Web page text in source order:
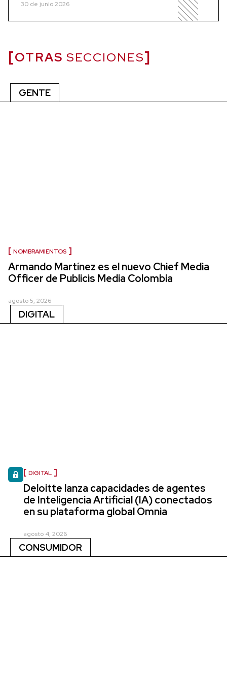
30 de junio 2026
OTRAS SECCIONES
GENTE
NOMBRAMIENTOS
Armando Martínez es el nuevo Chief Media
Officer de Publicis Media Colombia
agosto 5, 2026
DIGITAL
DIGITAL
Deloitte lanza capacidades de agentes
de Inteligencia Artificial (IA) conectados
en su plataforma global Omnia
agosto 4, 2026
CONSUMIDOR